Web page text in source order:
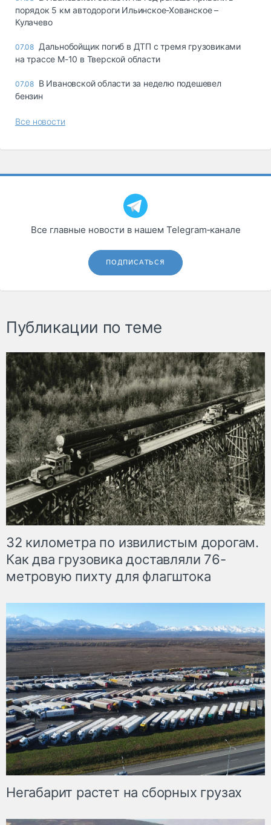
порядок 5 км автодороги Ильинское-Хованское –
Кулачево
07.08 Дальнобойщик погиб в ДТП с тремя грузовиками
на трассе М-10 в Тверской области
07.08 В Ивановской области за неделю подешевел
бензин
Все новости
Все главные новости в нашем Telegram‑канале
ПОДПИСАТЬСЯ
Публикации по теме
32 километра по извилистым дорогам.
Как два грузовика доставляли 76-
метровую пихту для флагштока
Негабарит растет на сборных грузах